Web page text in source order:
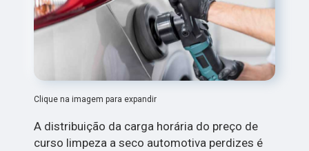
Clique na imagem para expandir
A distribuição da carga horária do preço de
curso limpeza a seco automotiva perdizes é